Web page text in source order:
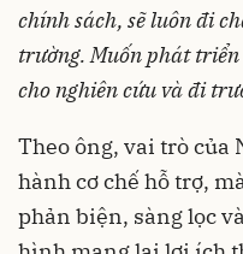
chínhsách, sẽluônđi
trường.Muốnphát triển
chonghiêncứuvàđi
Theo ông, vai trò của
hành cơ chế hỗ trợ,
phản biện, sàng lọc